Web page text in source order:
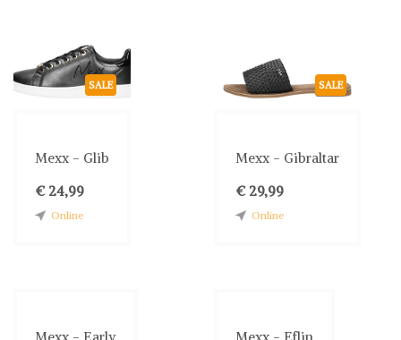
SALE
Mexx - Glib
€ 24,99
Online
SALE
Mexx - Gibraltar
€ 29,99
Online